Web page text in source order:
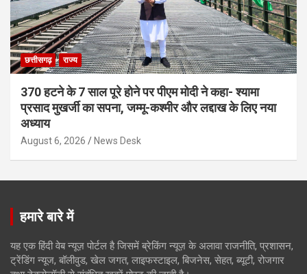
छत्तीसगढ़ राज्य
370 हटने के 7 साल पूरे होने पर पीएम मोदी ने कहा- श्यामा
प्रसाद मुखर्जी का सपना, जम्मू-कश्मीर और लद्दाख के लिए नया
अध्याय
August 6, 2026 News Desk
हमारे बारे में
यह एक हिंदी वेब न्यूज़ पोर्टल है जिसमें ब्रेकिंग न्यूज़ के अलावा राजनीति, प्रशासन,
ट्रेंडिंग न्यूज, बॉलीवुड, खेल जगत, लाइफस्टाइल, बिजनेस, सेहत, ब्यूटी, रोजगार